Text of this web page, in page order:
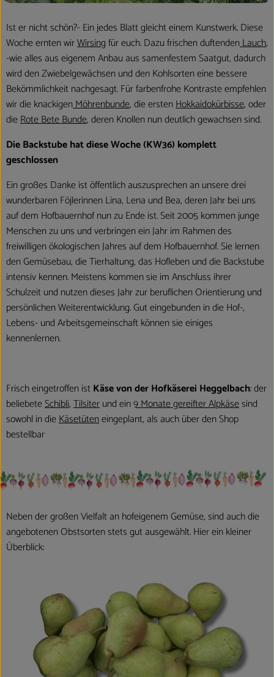
Aktionen & Neues
Naturkost
Getränke
Haushaltswaren
So geht´s
Hofladen
Über uns
Aktuelles
Veranstaltungen
Ist er nicht schön?- Ein jedes Blatt gleicht einem Kunstwerk. Diese
Woche ernten wirWirsingfür euch. Dazu frischen duftendenLauch,
-wie alles aus eigenem Anbau aus samenfestem Saatgut, dadurch
wird den Zwiebelgewächsen und den Kohlsorten eine bessere
Bekömmlichkeit nachgesagt. Für farbenfrohe Kontraste empfehlen
wir die knackigenMöhrenbunde, die erstenHokkaidokürbisse, oder
dieRote Bete Bunde, deren Knollen nun deutlich gewachsen sind.
Die Backstube hat diese Woche (KW36) komplett
geschlossen
Ein großes Danke ist öffentlich auszusprechen an unsere drei
wunderbaren Föjlerinnen Lina, Lena und Bea, deren Jahr bei uns
auf dem Hofbauernhof nun zu Ende ist. Seit 2005 kommen junge
Menschen zu uns und verbringen ein Jahr im Rahmen des
freiwilligen ökologischen Jahres auf dem Hofbauernhof. Sie lernen
den Gemüsebau, die Tierhaltung, das Hofleben und die Backstube
intensiv kennen. Meistens kommen sie im Anschluss ihrer
Schulzeit und nutzen dieses Jahr zur beruflichen Orientierung und
persönlichen Weiterentwicklung. Gut eingebunden in die Hof-,
Lebens- und Arbeitsgemeinschaft können sie einiges
kennenlernen.
Frisch eingetroffen istKäse von der Hofkäserei Heggelbach: der
beliebeteSchibli,Tilsiterund ein9 Monate gereifter Alpkäsesind
sowohl in dieKäsetüteneingeplant, als auch über den Shop
bestellbar
Neben der großen Vielfalt an hofeigenem Gemüse, sind auch die
angebotenen Obstsorten stets gut ausgewählt. Hier ein kleiner
Überblick: